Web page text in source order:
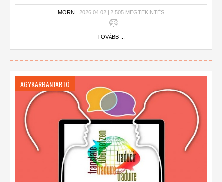
MORN | 2026.04.02 | 2,505 MEGTEKINTÉS
TOVÁBB ...
AGYKARBANTARTÓ